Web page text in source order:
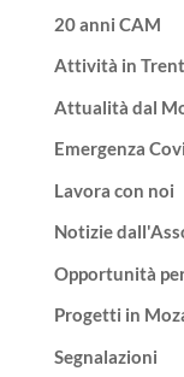
20 anni CAM
Attività in
Attualità dal
Emergenza
Lavora con noi
Notizie
Opportunità
Progetti in
Segnalazioni